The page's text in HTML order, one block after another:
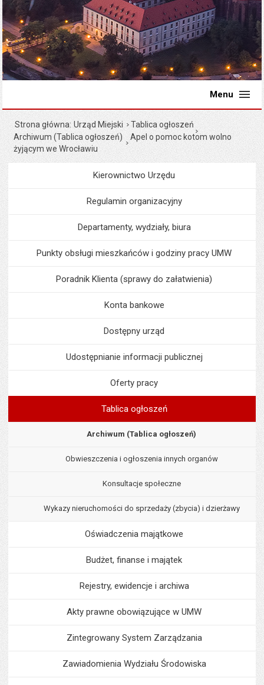
Menu
Strona główna Urząd Miejski
Tablica ogłoszeń
Archiwum (Tablica ogłoszeń)
Apel o pomoc kotom wolno
żyjącym we Wrocławiu
MenuUrząd Miejski
Kierownictwo Urzędu
Regulamin organizacyjny
Departamenty, wydziały, biura
Punkty obsługi mieszkańców i godziny pracy UMW
Poradnik Klienta (sprawy do załatwienia)
Konta bankowe
Dostępny urząd
Udostępnianie informacji publicznej
Oferty pracy
Tablica ogłoszeń
Archiwum (Tablica ogłoszeń)
Obwieszczenia i ogłoszenia innych organów
Konsultacje społeczne
Wykazy nieruchomości do sprzedaży (zbycia) i dzierżawy
Oświadczenia majątkowe
Budżet, finanse i majątek
Rejestry, ewidencje i archiwa
Akty prawne obowiązujące w UMW
Zintegrowany System Zarządzania
Zawiadomienia Wydziału Środowiska